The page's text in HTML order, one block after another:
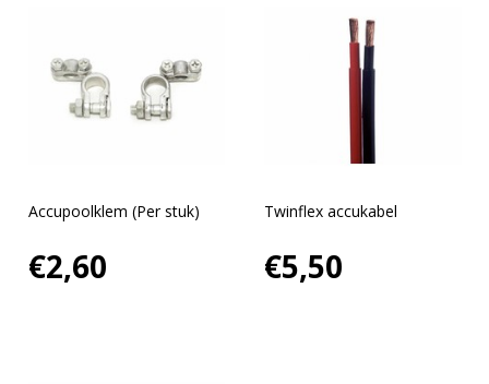
Accupoolklem (Per stuk)
€2,60
Twinflex accukabel
€5,50